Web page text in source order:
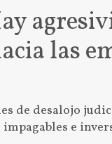
las
de desalojo
e